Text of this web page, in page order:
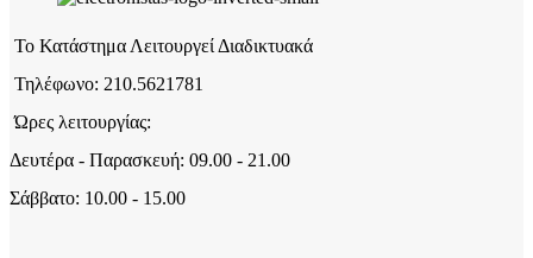
Το Κατάστημα Λειτουργεί Διαδικτυακά
Τηλέφωνο: 210.5621781
Ώρες λειτουργίας:
Δευτέρα - Παρασκευή: 09.00 - 21.00
Σάββατο: 10.00 - 15.00